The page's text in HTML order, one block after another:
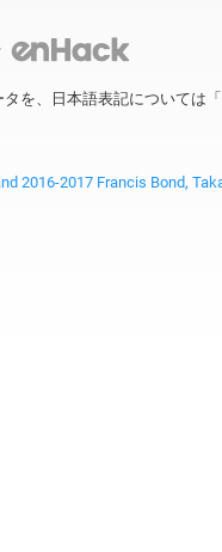
を、日本語表記については
2016-2017 Francis Bond,